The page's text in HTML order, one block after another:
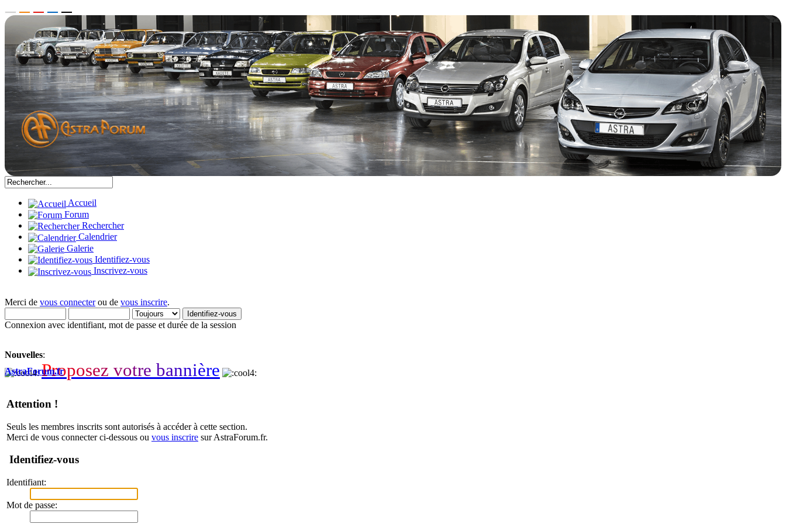
Accueil
Forum
Rechercher
Calendrier
Galerie
Identifiez-vous
Inscrivez-vous
Merci de vous connecterou de vous inscrire.
Connexion avec identifiant, mot de passe et durée de la session
Nouvelles:
Proposez votre bannière
AstraForum.fr
Attention !
Seuls les membres inscrits sont autorisés à accéder à cette section.
Merci de vous connecter ci-dessous ou vous inscrire sur AstraForum.fr.
Identifiez-vous
Identifiant:
Mot de passe: